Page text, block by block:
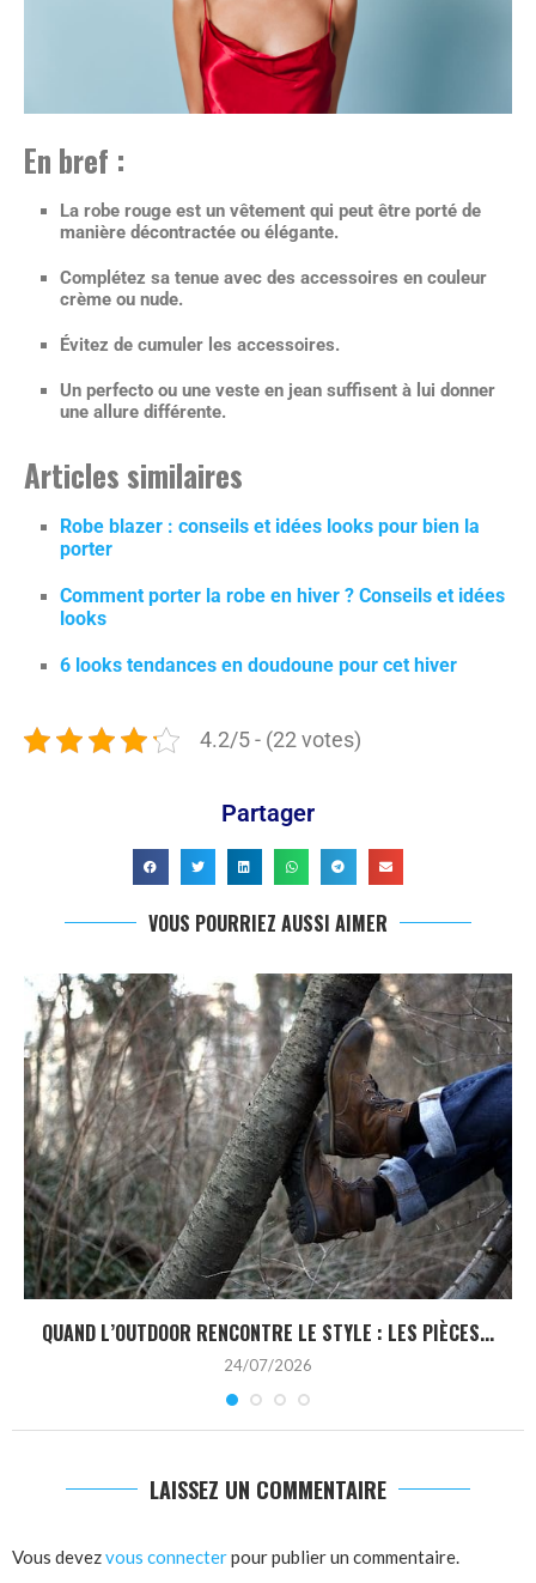
En bref :
La robe rouge est un vêtement qui peut être porté de
manière décontractée ou élégante.
Complétez sa tenue avec des accessoires en couleur
crème ou nude.
Évitez de cumuler les accessoires.
Un perfecto ou une veste en jean suffisent à lui donner
une allure différente.
Articles similaires
Robe blazer : conseils et idées looks pour bien la
porter
Comment porter la robe en hiver ? Conseils et idées
looks
6 looks tendances en doudoune pour cet hiver
4.2/5 - (22 votes)
Partager
VOUS POURRIEZ AUSSI AIMER
QUAND L’OUTDOOR RENCONTRE LE STYLE : LES PIÈCES...
24/07/2026
LAISSEZ UN COMMENTAIRE
Vous devezvous connecterpour publier un commentaire.